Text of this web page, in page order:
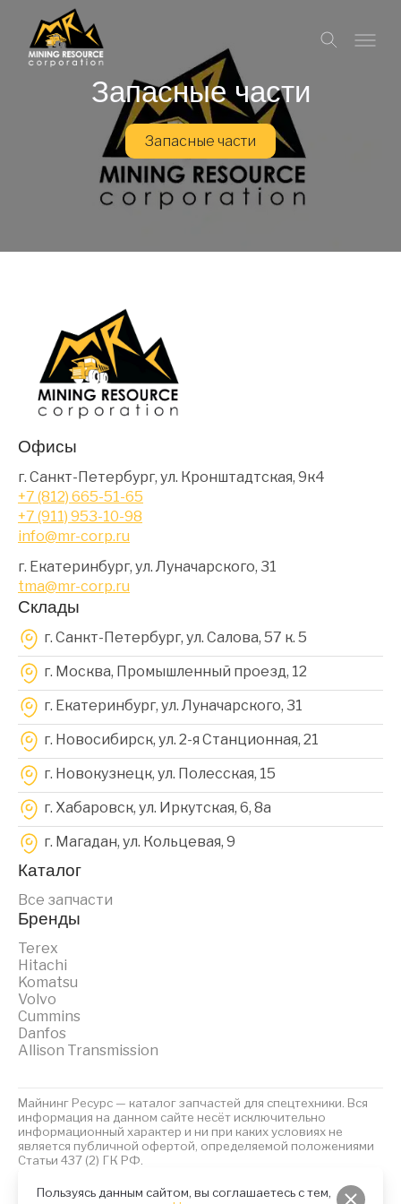
Пользуясь данным сайтом, вы соглашаетесь с тем,
Запасные части
Запасные части
Офисы
г. Санкт-Петербург, ул. Кронштадтская, 9к4
+7 (812) 665-51-65
+7 (911) 953-10-98
info@mr-corp.ru
г. Екатеринбург, ул. Луначарского, 31
tma@mr-corp.ru
Склады
г. Санкт-Петербург, ул. Салова, 57 к. 5
г. Москва, Промышленный проезд, 12
г. Екатеринбург, ул. Луначарского, 31
г. Новосибирск, ул. 2-я Станционная, 21
г. Новокузнецк, ул. Полесская, 15
г. Хабаровск, ул. Иркутская, 6, 8a
г. Магадан, ул. Кольцевая, 9
Каталог
Все запчасти
Бренды
Terex
Hitachi
Komatsu
Volvo
Cummins
Danfos
Allison Transmission
Майнинг Ресурс — каталог запчастей для спецтехники. Вся
информация на данном сайте несёт исключительно
информационный характер и ни при каких условиях не
является публичной офертой, определяемой положениями
Статьи 437 (2) ГК РФ.
Политика обработки персональных данныхФайлы Cookies